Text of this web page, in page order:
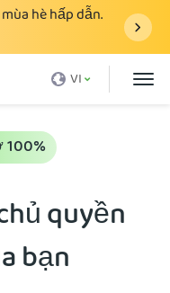
hè hấp dẫn.
VI
100%
quyền
bạn